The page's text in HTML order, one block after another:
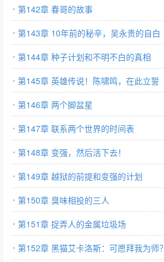
第142章 春哥的故事
第143章 10年前的秘辛，吴永贵的自白
第144章 种子计划和不明不白的真相
第145章 英雄传说！陈啸鸣，在此立誓
第146章 两个脚盆星
第147章 联系两个世界的时间表
第148章 变强，然后活下去！
第149章 越狱的前提和变强的计划
第150章 臭味相投的三人
第151章 捉弄人的金属垃圾场
第152章 黑猫艾卡洛斯：可愿拜我为师？